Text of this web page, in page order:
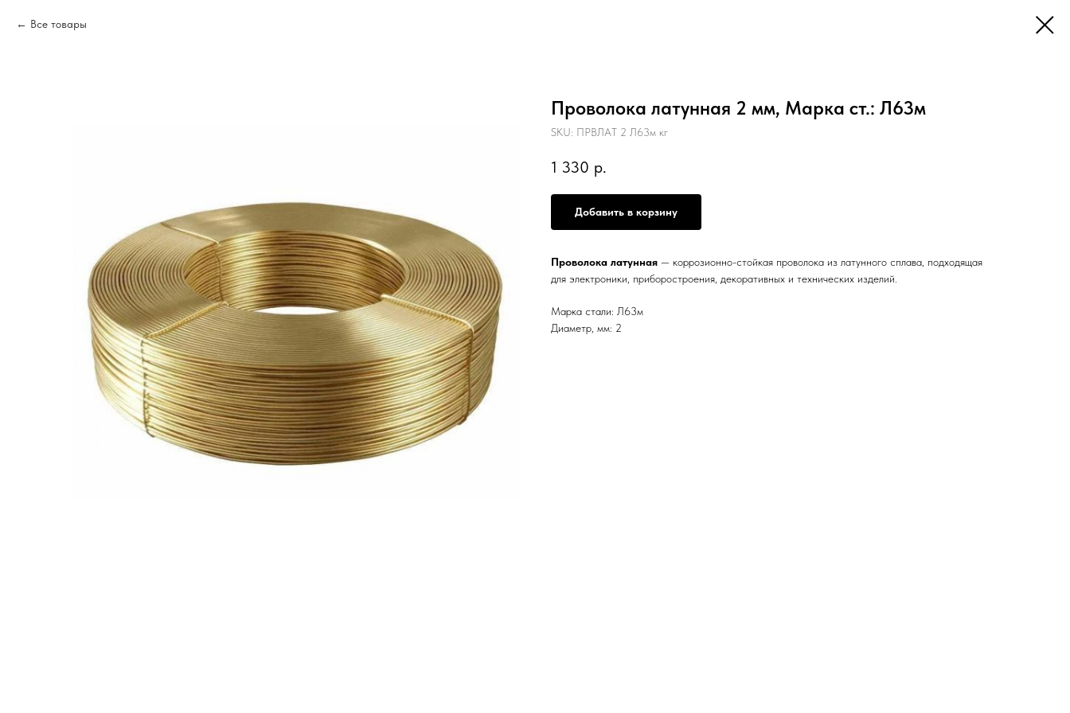
Все товары
Проволока латунная 2 мм, Марка ст.: Л63м
SKU: ПРВЛАТ 2 Л63м кг
1 330 р.
Добавить в корзину
Проволока латунная — коррозионно-стойкая проволока из латунного сплава, подходящая
для электроники, приборостроения, декоративных и технических изделий.
Марка стали: Л63м
Диаметр, мм: 2